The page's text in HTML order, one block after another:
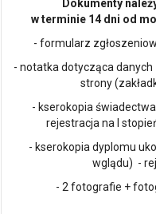
Dokumenty
w terminie 14 dni od
- formularz
- notatka dotycząca
strony
- kserokopia
rejestracja na I
- kserokopia dyplomu
wglądu) -
- 2 fotografie +